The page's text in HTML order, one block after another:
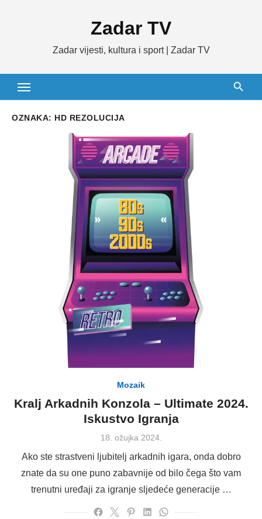
Zadar TV
Zadar vijesti, kultura i sport | Zadar TV
OZNAKA: HD REZOLUCIJA
Mozaik
Kralj Arkadnih Konzola – Ultimate 2024.
Iskustvo Igranja
Posted
18. ožujka 2024.
Ako ste strastveni ljubitelj arkadnih igara, onda dobro
znate da su one puno zabavnije od bilo čega što vam
trenutni uređaji za igranje sljedeće generacije …